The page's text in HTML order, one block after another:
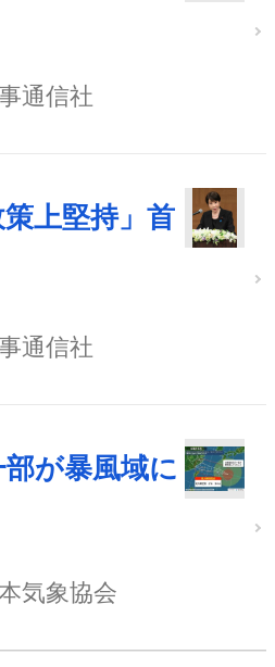
通信社
上堅持」首
通信社
が暴風域に
気象協会